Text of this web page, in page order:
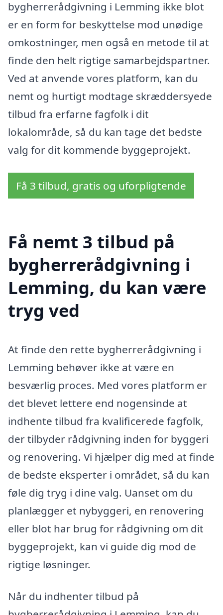
bygherrerådgivning i Lemming ikke blot
er en form for beskyttelse mod unødige
omkostninger, men også en metode til at
finde den helt rigtige samarbejdspartner.
Ved at anvende vores platform, kan du
nemt og hurtigt modtage skræddersyede
tilbud fra erfarne fagfolk i dit
lokalområde, så du kan tage det bedste
valg for dit kommende byggeprojekt.
Få 3 tilbud, gratis og uforpligtende
Få nemt 3 tilbud på
bygherrerådgivning i
Lemming, du kan være
tryg ved
At finde den rette bygherrerådgivning i
Lemming behøver ikke at være en
besværlig proces. Med vores platform er
det blevet lettere end nogensinde at
indhente tilbud fra kvalificerede fagfolk,
der tilbyder rådgivning inden for byggeri
og renovering. Vi hjælper dig med at finde
de bedste eksperter i området, så du kan
føle dig tryg i dine valg. Uanset om du
planlægger et nybyggeri, en renovering
eller blot har brug for rådgivning om dit
byggeprojekt, kan vi guide dig mod de
rigtige løsninger.
Når du indhenter tilbud på